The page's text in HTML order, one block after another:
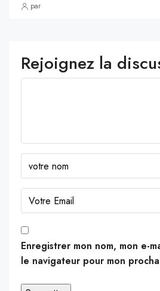
par
Rejoignez la
Enregistrer mon nom, mon e-
le navigateur pour mon